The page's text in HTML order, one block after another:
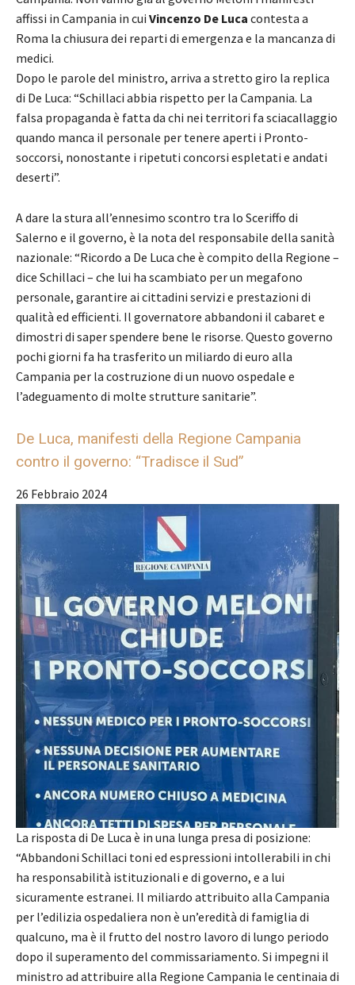
affissi in Campania in cui Vincenzo De Luca contesta a
Roma la chiusura dei reparti di emergenza e la mancanza di
medici.
Dopo le parole del ministro, arriva a stretto giro la replica
di De Luca: “Schillaci abbia rispetto per la Campania. La
falsa propaganda è fatta da chi nei territori fa sciacallaggio
quando manca il personale per tenere aperti i Pronto-
soccorsi, nonostante i ripetuti concorsi espletati e andati
deserti”.
A dare la stura all’ennesimo scontro tra lo Sceriffo di
Salerno e il governo, è la nota del responsabile della sanità
nazionale: “Ricordo a De Luca che è compito della Regione –
dice Schillaci – che lui ha scambiato per un megafono
personale, garantire ai cittadini servizi e prestazioni di
qualità ed efficienti. Il governatore abbandoni il cabaret e
dimostri di saper spendere bene le risorse. Questo governo
pochi giorni fa ha trasferito un miliardo di euro alla
Campania per la costruzione di un nuovo ospedale e
l’adeguamento di molte strutture sanitarie”.
De Luca, manifesti della Regione Campania
contro il governo: “Tradisce il Sud”
26 Febbraio 2024
La risposta di De Luca è in una lunga presa di posizione:
“Abbandoni Schillaci toni ed espressioni intollerabili in chi
ha responsabilità istituzionali e di governo, e a lui
sicuramente estranei. Il miliardo attribuito alla Campania
per l’edilizia ospedaliera non è un’eredità di famiglia di
qualcuno, ma è il frutto del nostro lavoro di lungo periodo
dopo il superamento del commissariamento. Si impegni il
ministro ad attribuire alla Regione Campania le centinaia di